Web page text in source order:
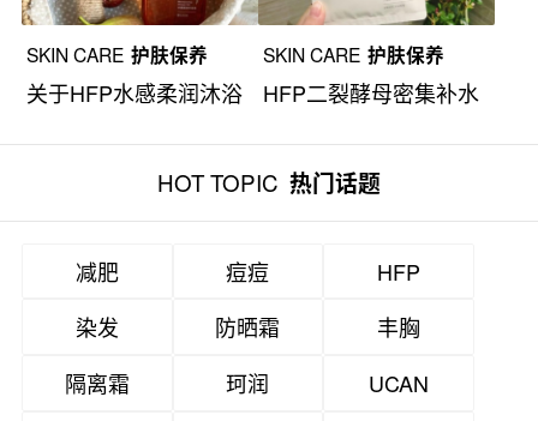
SKIN CARE 护肤保养
关于HFP水感柔润沐浴
SKIN CARE 护肤保养
HFP二裂酵母密集补水
HOT TOPIC 热门话题
减肥 痘痘
HFP
染发
防晒霜
丰胸
隔离霜
珂润
UCAN